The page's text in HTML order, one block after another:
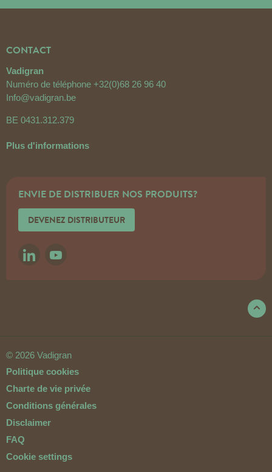
CONTACT
Vadigran
Numéro de téléphone +32(0)68 26 96 40
Info@vadigran.be
BE 0431.312.379
Plus d'informations
ENVIE DE DISTRIBUER NOS PRODUITS?
DEVENEZ DISTRIBUTEUR
LINKEDINYOUTUBE
© 2026 Vadigran
Politique cookies
Charte de vie privée
Conditions générales
Disclaimer
FAQ
Cookie settings